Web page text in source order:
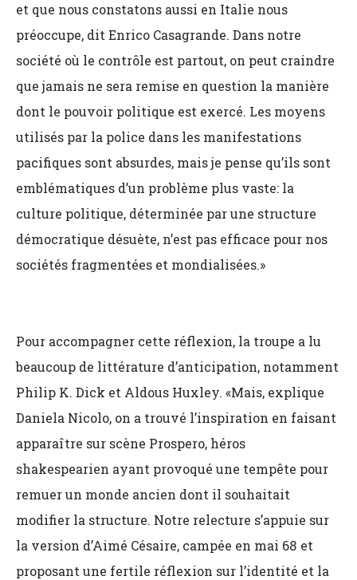
et que nous constatons aussi en Italie nous
préoccupe, dit Enrico Casagrande. Dans notre
société où le contrôle est partout, on peut craindre
que jamais ne sera remise en question la manière
dont le pouvoir politique est exercé. Les moyens
utilisés par la police dans les manifestations
pacifiques sont absurdes, mais je pense qu’ils sont
emblématiques d’un problème plus vaste: la
culture politique, déterminée par une structure
démocratique désuète, n’est pas efficace pour nos
sociétés fragmentées et mondialisées.»
Pour accompagner cette réflexion, la troupe a lu
beaucoup de littérature d’anticipation, notamment
Philip K. Dick et Aldous Huxley. «Mais, explique
Daniela Nicolo, on a trouvé l’inspiration en faisant
apparaître sur scène Prospero, héros
shakespearien ayant provoqué une tempête pour
remuer un monde ancien dont il souhaitait
modifier la structure. Notre relecture s’appuie sur
la version d’Aimé Césaire, campée en mai 68 et
proposant une fertile réflexion sur l’identité et la